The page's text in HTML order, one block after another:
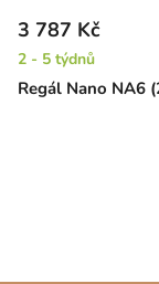
Regál Nano NA6
3 787 Kč
2 - 5 týdnů